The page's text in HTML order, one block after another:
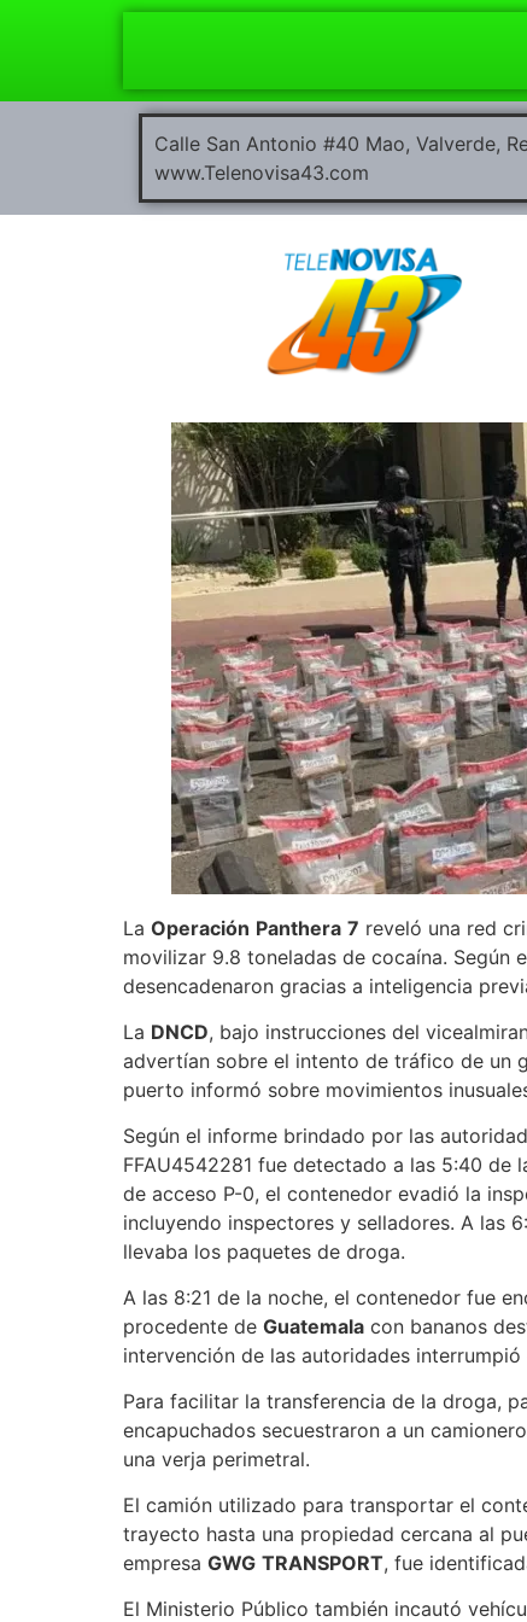
Calle San Antonio #40 Mao, Valverde,
www.Telenovisa43.com
La Operación Panthera 7 reveló una red
movilizar 9.8 toneladas de cocaína. Según
desencadenaron gracias a inteligencia
La DNCD, bajo instrucciones del
advertían sobre el intento de tráfico de un
puerto informó sobre movimientos
Según el informe brindado por las
FFAU4542281 fue detectado a las 5:40 de
de acceso P-0, el contenedor evadió la
incluyendo inspectores y selladores. A las
llevaba los paquetes de droga.
A las 8:21 de la noche, el contenedor fue
procedente de Guatemala con bananos
intervención de las autoridades
Para facilitar la transferencia de la droga,
encapuchados secuestraron a un
una verja perimetral.
El camión utilizado para transportar el
trayecto hasta una propiedad cercana al
empresa GWG TRANSPORT, fue
El Ministerio Público también incautó